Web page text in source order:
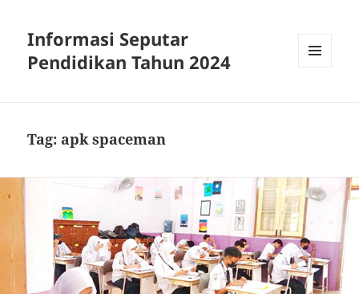
Informasi Seputar
Pendidikan Tahun 2024
Tag: apk spaceman